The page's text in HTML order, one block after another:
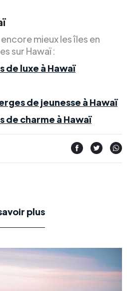
mieux les îles en
sur Hawaï :
de luxe à Hawaï
de jeunesse à Hawaï
de charme à Hawaï
plus